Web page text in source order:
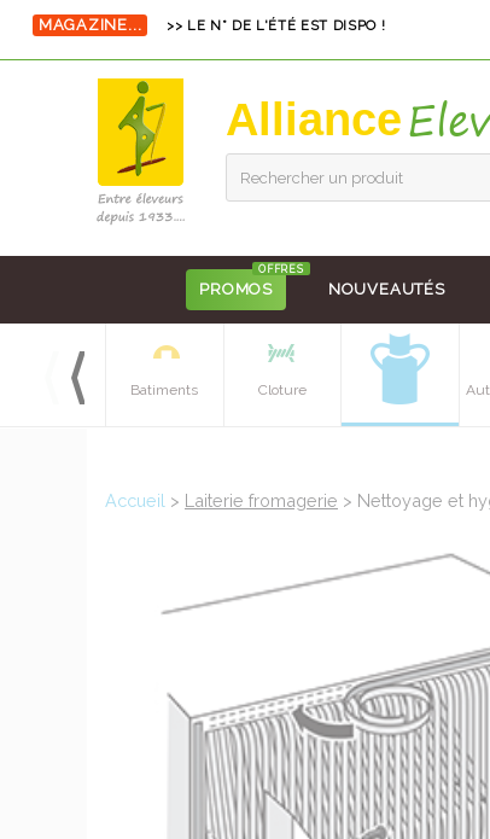
MAGAZINE... >> LE N° DE L'ÉTÉ EST DISPO !
Alliance
Rechercher un produit
PROMOS
OFFRES
NOUVEAUTÉS
Equipements
Batiments Cloture
Accueil > Laiterie fromagerie > Nettoyage et